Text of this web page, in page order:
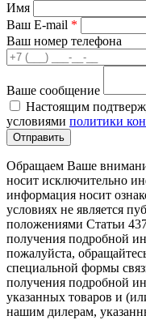
Имя
Ваш E-mail *
Ваш номер телефона
Ваше сообщение
Настоящим
условиями политики
Обращаем Ваше
носит исключительно
информация носит
условиях не является
положениями Статьи
получения подробной
пожалуйста,
специальной формы
получения подробной
указанных товаров и
нашим дилерам,